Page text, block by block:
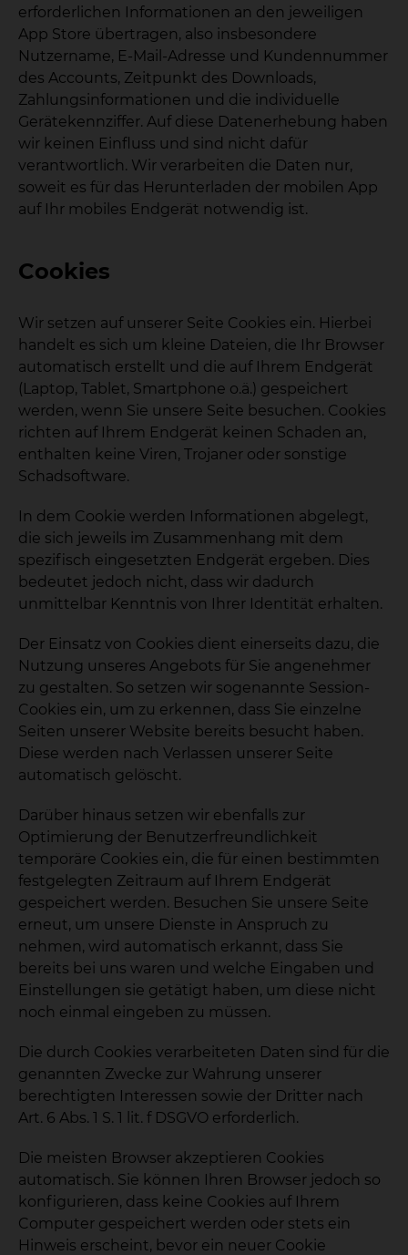
erforderlichen Informationen an den jeweiligen
App Store übertragen, also insbesondere
Nutzername, E-Mail-Adresse und Kundennummer
des Accounts, Zeitpunkt des Downloads,
Zahlungsinformationen und die individuelle
Gerätekennziffer. Auf diese Datenerhebung haben
wir keinen Einfluss und sind nicht dafür
verantwortlich. Wir verarbeiten die Daten nur,
soweit es für das Herunterladen der mobilen App
auf Ihr mobiles Endgerät notwendig ist.
Cookies
Wir setzen auf unserer Seite Cookies ein. Hierbei
handelt es sich um kleine Dateien, die Ihr Browser
automatisch erstellt und die auf Ihrem Endgerät
(Laptop, Tablet, Smartphone o.ä.) gespeichert
werden, wenn Sie unsere Seite besuchen. Cookies
richten auf Ihrem Endgerät keinen Schaden an,
enthalten keine Viren, Trojaner oder sonstige
Schadsoftware.
In dem Cookie werden Informationen abgelegt,
die sich jeweils im Zusammenhang mit dem
spezifisch eingesetzten Endgerät ergeben. Dies
bedeutet jedoch nicht, dass wir dadurch
unmittelbar Kenntnis von Ihrer Identität erhalten.
Der Einsatz von Cookies dient einerseits dazu, die
Nutzung unseres Angebots für Sie angenehmer
zu gestalten. So setzen wir sogenannte Session-
Cookies ein, um zu erkennen, dass Sie einzelne
Seiten unserer Website bereits besucht haben.
Diese werden nach Verlassen unserer Seite
automatisch gelöscht.
Darüber hinaus setzen wir ebenfalls zur
Optimierung der Benutzerfreundlichkeit
temporäre Cookies ein, die für einen bestimmten
festgelegten Zeitraum auf Ihrem Endgerät
gespeichert werden. Besuchen Sie unsere Seite
erneut, um unsere Dienste in Anspruch zu
nehmen, wird automatisch erkannt, dass Sie
bereits bei uns waren und welche Eingaben und
Einstellungen sie getätigt haben, um diese nicht
noch einmal eingeben zu müssen.
Die durch Cookies verarbeiteten Daten sind für die
genannten Zwecke zur Wahrung unserer
berechtigten Interessen sowie der Dritter nach
Art. 6 Abs. 1 S. 1 lit. f DSGVO erforderlich.
Die meisten Browser akzeptieren Cookies
automatisch. Sie können Ihren Browser jedoch so
konfigurieren, dass keine Cookies auf Ihrem
Computer gespeichert werden oder stets ein
Hinweis erscheint, bevor ein neuer Cookie